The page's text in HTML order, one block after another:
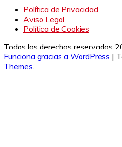
Política de Privacidad
Aviso Legal
Política de Cookies
Todos los derechos reservados
Funciona gracias a WordPress |
Themes.